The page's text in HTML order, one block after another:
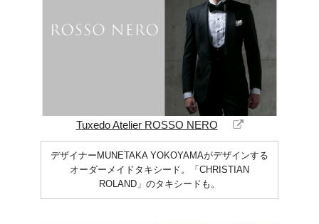
Tuxedo Atelier ROSSO NERO
デザイナーMUNETAKA YOKOYAMAがデザインする
オーダーメイドタキシード。「CHRISTIAN
ROLAND」のタキシードも。